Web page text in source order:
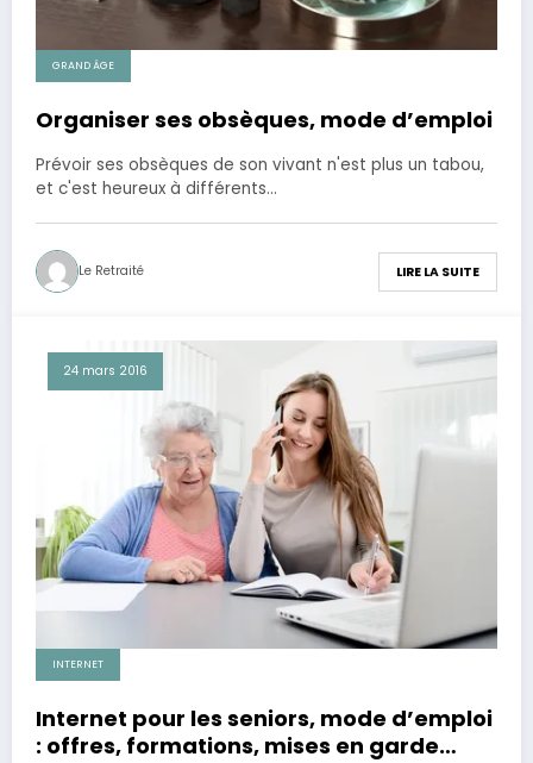
GRAND ÂGE
Organiser ses obsèques, mode d’emploi
Prévoir ses obsèques de son vivant n'est plus un tabou,
et c'est heureux à différents…
Le Retraité LIRE LA SUITE
24 mars 2016
INTERNET
Internet pour les seniors, mode d’emploi
: offres, formations, mises en garde…